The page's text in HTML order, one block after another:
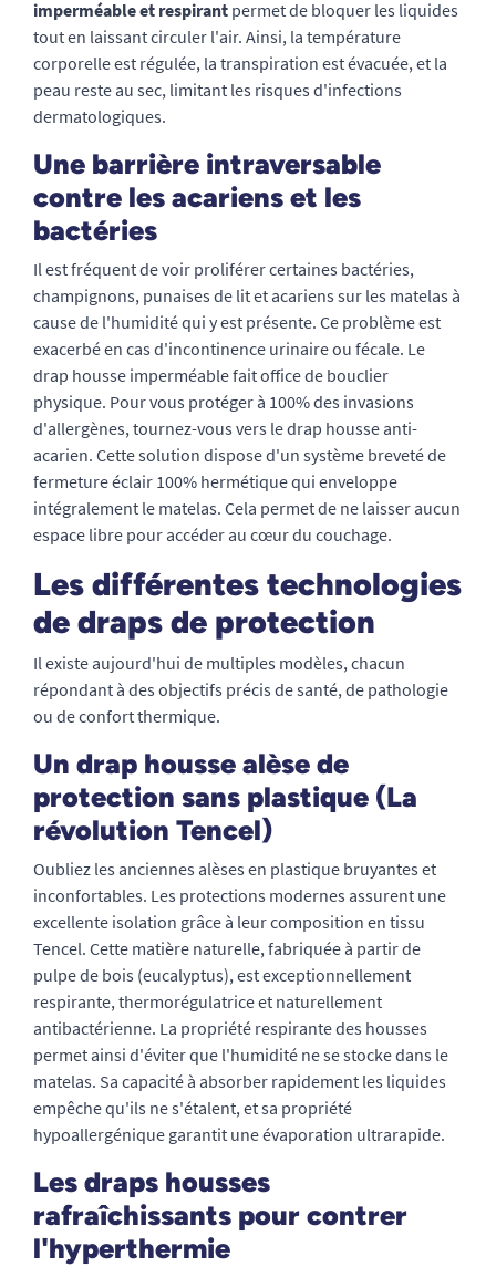
imperméable et respirant permet de bloquer les liquides
tout en laissant circuler l'air. Ainsi, la température
corporelle est régulée, la transpiration est évacuée, et la
peau reste au sec, limitant les risques d'infections
dermatologiques.
Une barrière intraversable
contre les acariens et les
bactéries
Il est fréquent de voir proliférer certaines bactéries,
champignons, punaises de lit et acariens sur les matelas à
cause de l'humidité qui y est présente. Ce problème est
exacerbé en cas d'incontinence urinaire ou fécale. Le
drap housse imperméable fait office de bouclier
physique. Pour vous protéger à 100% des invasions
d'allergènes, tournez-vous vers le drap housse anti-
acarien. Cette solution dispose d'un système breveté de
fermeture éclair 100% hermétique qui enveloppe
intégralement le matelas. Cela permet de ne laisser aucun
espace libre pour accéder au cœur du couchage.
Les différentes technologies
de draps de protection
Il existe aujourd'hui de multiples modèles, chacun
répondant à des objectifs précis de santé, de pathologie
ou de confort thermique.
Un drap housse alèse de
protection sans plastique (La
révolution Tencel)
Oubliez les anciennes alèses en plastique bruyantes et
inconfortables. Les protections modernes assurent une
excellente isolation grâce à leur composition en tissu
Tencel. Cette matière naturelle, fabriquée à partir de
pulpe de bois (eucalyptus), est exceptionnellement
respirante, thermorégulatrice et naturellement
antibactérienne. La propriété respirante des housses
permet ainsi d'éviter que l'humidité ne se stocke dans le
matelas. Sa capacité à absorber rapidement les liquides
empêche qu'ils ne s'étalent, et sa propriété
hypoallergénique garantit une évaporation ultrarapide.
Les draps housses
rafraîchissants pour contrer
l'hyperthermie